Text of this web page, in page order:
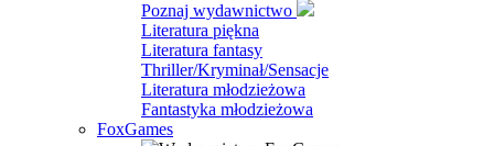
Poznaj wydawnictwo
Literatura piękna
Literatura fantasy
Thriller/Kryminał/Sensacje
Literatura młodzieżowa
Fantastyka młodzieżowa
FoxGames